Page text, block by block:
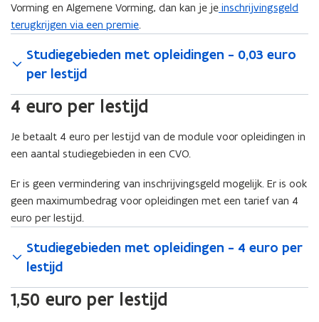
Vorming en Algemene Vorming, dan kan je je inschrijvingsgeld
terugkrijgen via een premie.
Studiegebieden met opleidingen - 0,03 euro
per lestijd
4 euro per lestijd
Je betaalt 4 euro per lestijd van de module voor opleidingen in
een aantal studiegebieden in een CVO.
Er is geen vermindering van inschrijvingsgeld mogelijk. Er is ook
geen maximumbedrag voor opleidingen met een tarief van 4
euro per lestijd.
Studiegebieden met opleidingen - 4 euro per
lestijd
1,50 euro per lestijd